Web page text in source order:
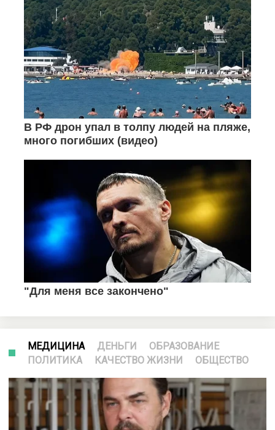
МЕДИЦИНА ДЕНЬГИ
ОБРАЗОВАНИЕ
ПОЛИТИКА
КАЧЕСТВО ЖИЗНИ ОБЩЕСТВО